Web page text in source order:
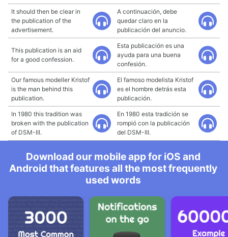
It should then be clear in
the publication of the
advertisement.
A continuación, debe
quedar claro en la
publicación del anuncio.
This publication is an aid
for a good confession.
Esta publicación es una
ayuda para una buena
confesión.
Our famous modeller Kristof
is the man behind this
publication.
El famoso modelista Kristof
es el hombre detrás esta
publicación.
In 1980 this tradition was
broken with the publication
of DSM-III.
En 1980 esta tradición se
rompió con la publicación
del DSM-III.
Download our mobile app for iOS and
Android that features all the most frequently
used words